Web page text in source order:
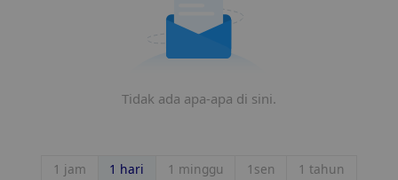
Tidak ada apa-apa di sini.
1 jam 1 hari 1 minggu 1sen 1 tahun